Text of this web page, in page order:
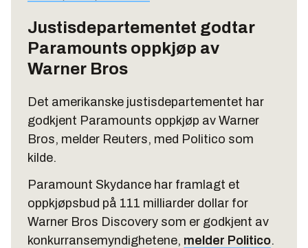
Justisdepartementet godtar
Paramounts oppkjøp av
Warner Bros
Det amerikanske justisdepartementet har
godkjent Paramounts oppkjøp av Warner
Bros, melder Reuters, med Politico som
kilde.
Paramount Skydance har framlagt et
oppkjøpsbud på 111 milliarder dollar for
Warner Bros Discovery som er godkjent av
konkurransemyndighetene, melder Politico.